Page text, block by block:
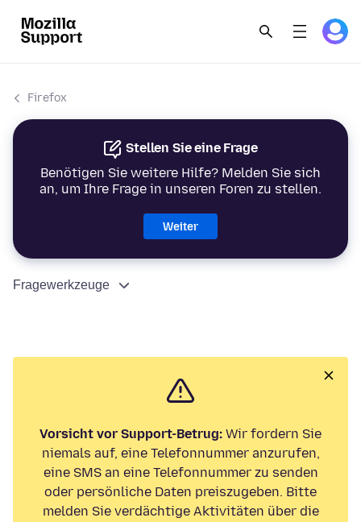
Firefox
Stellen Sie eine Frage
Benötigen Sie weitere Hilfe? Melden Sie sich
an, um Ihre Frage in unseren Foren zu stellen.
Weiter
Fragewerkzeuge
Vorsicht vor Support-Betrug: Wir fordern Sie
niemals auf, eine Telefonnummer anzurufen,
eine SMS an eine Telefonnummer zu senden
oder persönliche Daten preiszugeben. Bitte
melden Sie verdächtige Aktivitäten über die